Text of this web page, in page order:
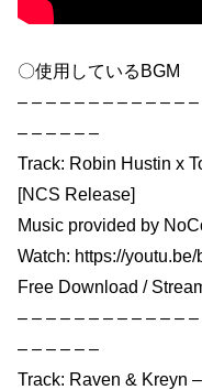
〇使用しているBGM
– – – – – – – – – – – –
– – – – – –
Track: Robin Hustin x
[NCS Release]
Music provided by
Watch: https://
Free Download /
– – – – – – – – – – – –
– – – – – –
Track: Raven & Kreyn